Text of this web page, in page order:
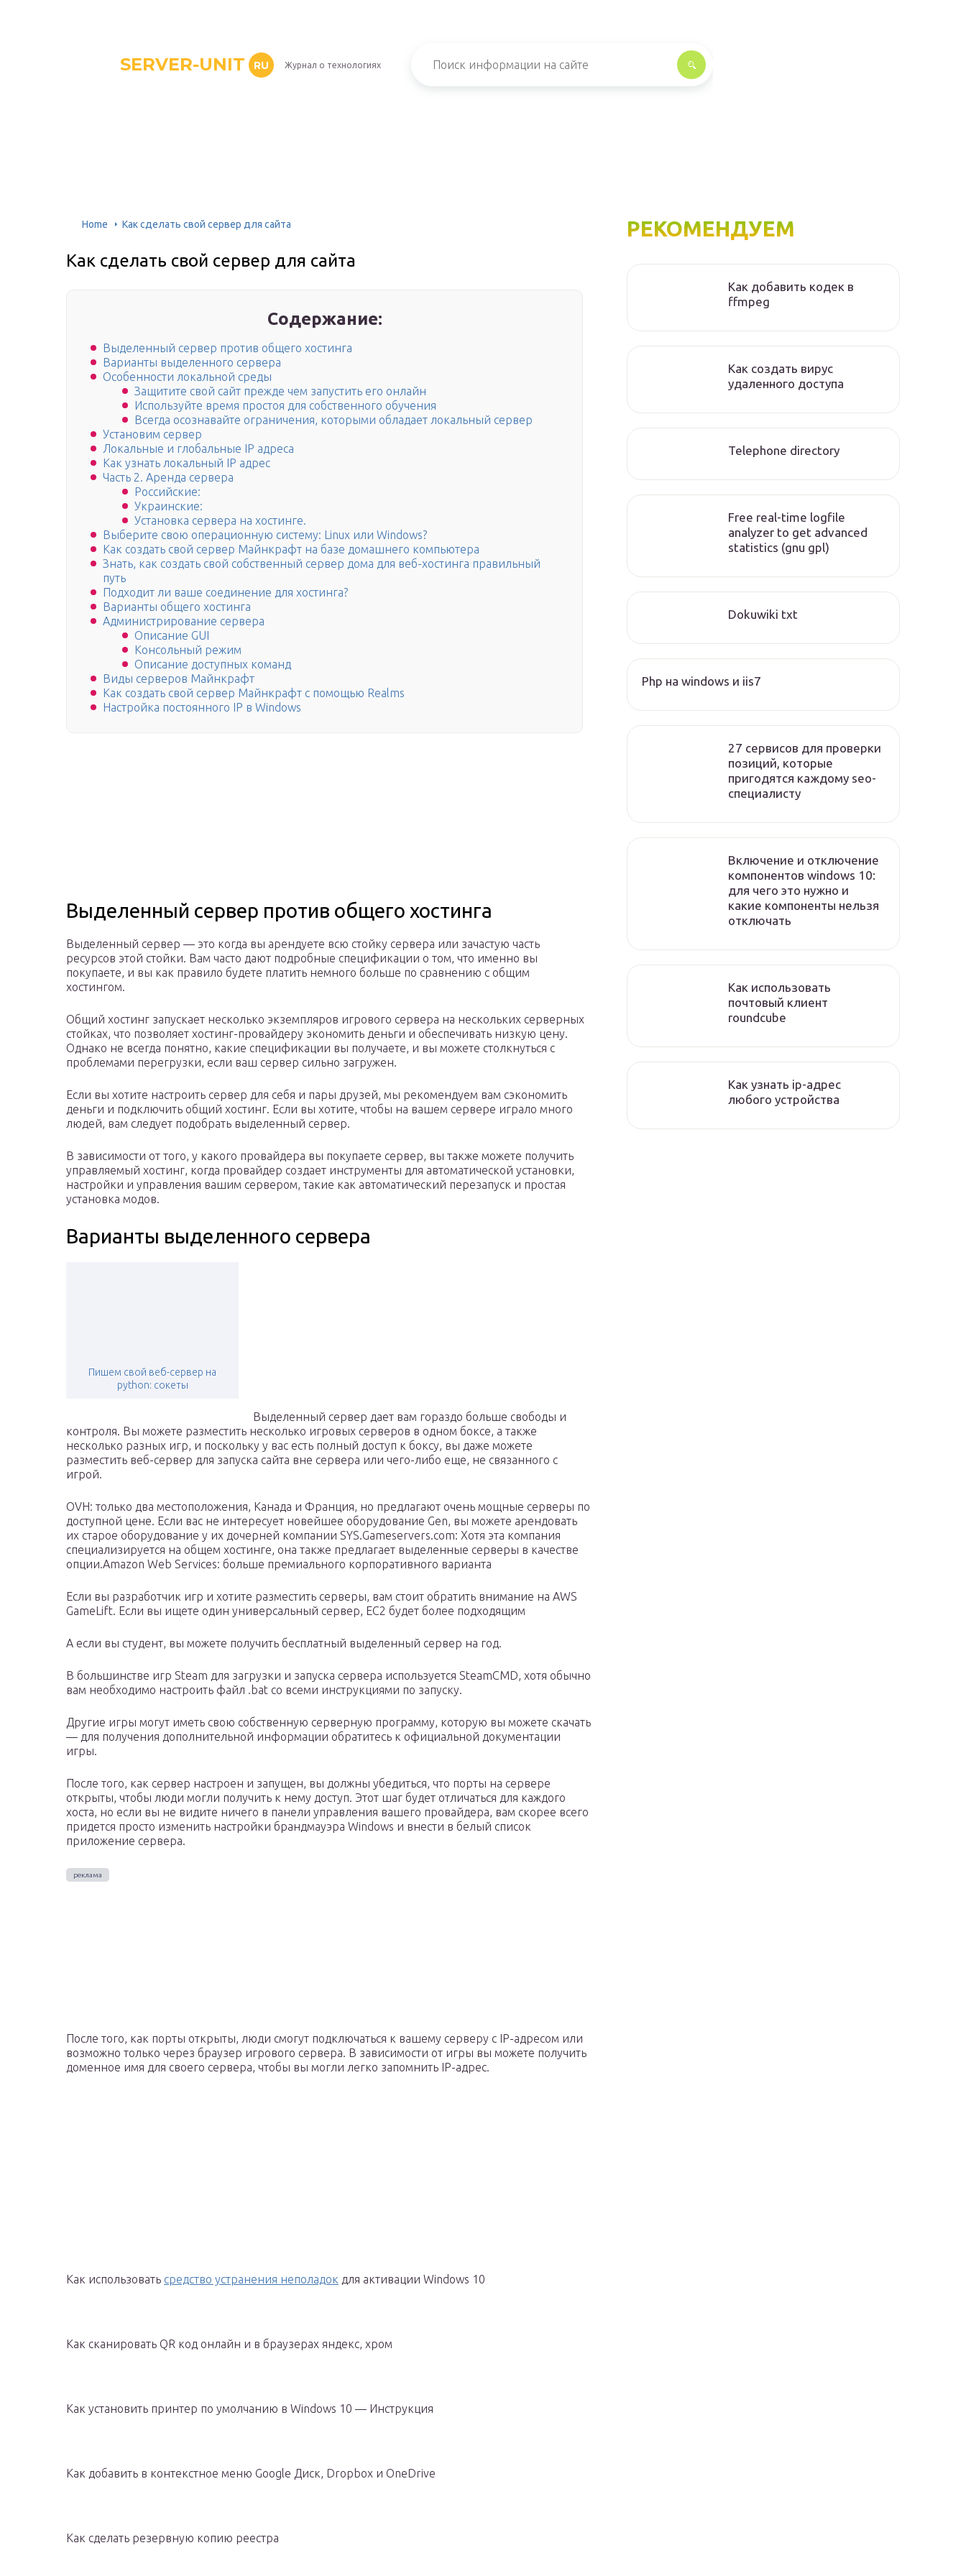
SERVER-UNIT RU Журнал о технологиях
Home Как сделать свой сервер для сайта
Как сделать свой сервер для сайта
Содержание:
Выделенный сервер против общего хостинга
Варианты выделенного сервера
Особенности локальной среды
Защитите свой сайт прежде чем запустить его онлайн
Используйте время простоя для собственного обучения
Всегда осознавайте ограничения, которыми обладает локальный сервер
Установим сервер
Локальные и глобальные IP адреса
Как узнать локальный IP адрес
Часть 2. Аренда сервера
Российские:
Украинские:
Установка сервера на хостинге.
Выберите свою операционную систему: Linux или Windows?
Как создать свой сервер Майнкрафт на базе домашнего компьютера
Знать, как создать свой собственный сервер дома для веб-хостинга правильный
путь
Подходит ли ваше соединение для хостинга?
Варианты общего хостинга
Администрирование сервера
Описание GUI
Консольный режим
Описание доступных команд
Виды серверов Майнкрафт
Как создать свой сервер Майнкрафт с помощью Realms
Настройка постоянного IP в Windows
Выделенный сервер против общего хостинга
Выделенный сервер — это когда вы арендуете всю стойку сервера или зачастую часть
ресурсов этой стойки. Вам часто дают подробные спецификации о том, что именно вы
покупаете, и вы как правило будете платить немного больше по сравнению с общим
хостингом.
Общий хостинг запускает несколько экземпляров игрового сервера на нескольких серверных
стойках, что позволяет хостинг-провайдеру экономить деньги и обеспечивать низкую цену.
Однако не всегда понятно, какие спецификации вы получаете, и вы можете столкнуться с
проблемами перегрузки, если ваш сервер сильно загружен.
Если вы хотите настроить сервер для себя и пары друзей, мы рекомендуем вам сэкономить
деньги и подключить общий хостинг. Если вы хотите, чтобы на вашем сервере играло много
людей, вам следует подобрать выделенный сервер.
В зависимости от того, у какого провайдера вы покупаете сервер, вы также можете получить
управляемый хостинг, когда провайдер создает инструменты для автоматической установки,
настройки и управления вашим сервером, такие как автоматический перезапуск и простая
установка модов.
Варианты выделенного сервера
Пишем свой веб-сервер на
python: сокеты
Выделенный сервер дает вам гораздо больше свободы и
контроля. Вы можете разместить несколько игровых серверов в одном боксе, а также
несколько разных игр, и поскольку у вас есть полный доступ к боксу, вы даже можете
разместить веб-сервер для запуска сайта вне сервера или чего-либо еще, не связанного с
игрой.
OVH: только два местоположения, Канада и Франция, но предлагают очень мощные серверы по
доступной цене. Если вас не интересует новейшее оборудование Gen, вы можете арендовать
их старое оборудование у их дочерней компании SYS.Gameservers.com: Хотя эта компания
специализируется на общем хостинге, она также предлагает выделенные серверы в качестве
опции.Amazon Web Services: больше премиального корпоративного варианта
Если вы разработчик игр и хотите разместить серверы, вам стоит обратить внимание на AWS
GameLift. Если вы ищете один универсальный сервер, EC2 будет более подходящим
А если вы студент, вы можете получить бесплатный выделенный сервер на год.
В большинстве игр Steam для загрузки и запуска сервера используется SteamCMD, хотя обычно
вам необходимо настроить файл .bat со всеми инструкциями по запуску.
Другие игры могут иметь свою собственную серверную программу, которую вы можете скачать
— для получения дополнительной информации обратитесь к официальной документации
игры.
После того, как сервер настроен и запущен, вы должны убедиться, что порты на сервере
открыты, чтобы люди могли получить к нему доступ. Этот шаг будет отличаться для каждого
хоста, но если вы не видите ничего в панели управления вашего провайдера, вам скорее всего
придется просто изменить настройки брандмауэра Windows и внести в белый список
приложение сервера.
После того, как порты открыты, люди смогут подключаться к вашему серверу с IP-адресом или
возможно только через браузер игрового сервера. В зависимости от игры вы можете получить
доменное имя для своего сервера, чтобы вы могли легко запомнить IP-адрес.
Как использовать средство устранения неполадок для активации Windows 10
Как сканировать QR код онлайн и в браузерах яндекс, хром
Как установить принтер по умолчанию в Windows 10 — Инструкция
Как добавить в контекстное меню Google Диск, Dropbox и OneDrive
Как сделать резервную копию реестра
РЕКОМЕНДУЕМ
Как добавить кодек в
ffmpeg
Как создать вирус
удаленного доступа
Telephone directory
Free real-time logfile
analyzer to get advanced
statistics (gnu gpl)
Dokuwiki txt
Php на windows и iis7
27 сервисов для проверки
позиций, которые
пригодятся каждому seo-
специалисту
Включение и отключение
компонентов windows 10:
для чего это нужно и
какие компоненты нельзя
отключать
Как использовать
почтовый клиент
roundcube
Как узнать ip-адрес
любого устройства